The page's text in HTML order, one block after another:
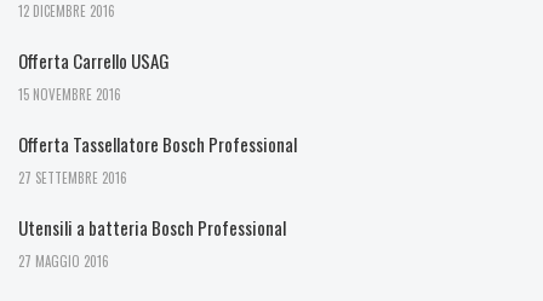
12 DICEMBRE 2016
Offerta Carrello USAG
15 NOVEMBRE 2016
Offerta Tassellatore Bosch Professional
27 SETTEMBRE 2016
Utensili a batteria Bosch Professional
27 MAGGIO 2016